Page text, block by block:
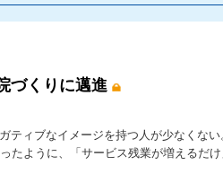
づくりに邁進
ティブなイメージを持つ人が少なくない
たように、「サービス残業が増えるだ